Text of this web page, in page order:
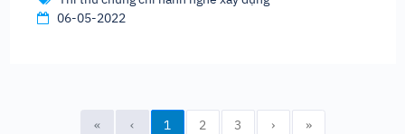
06-05-2022
« ‹ 1 2 3 › »